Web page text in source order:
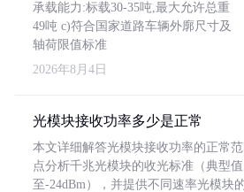
承载能力:标载30-35吨,最大允许总重
49吨 c)符合国家道路车辆外廓尺寸及
轴荷限值标准
2026年8月4日
光模块接收功率多少是正常
本文详细解答光模块接收功率的正常
点分析千兆光模块的收光标准（典型
至-24dBm），并提供不同速率光模块